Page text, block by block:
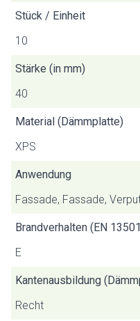
Stück / Einheit
10
Stärke (in mm)
40
Material (Dämmplatte)
XPS
Anwendung
Fassade, Fassade,
Brandverhalten (EN
E
Kantenausbildung
Recht